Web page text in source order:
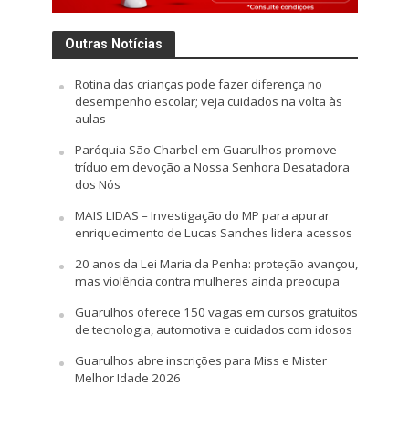
Outras Notícias
Rotina das crianças pode fazer diferença no
desempenho escolar; veja cuidados na volta às
aulas
Paróquia São Charbel em Guarulhos promove
tríduo em devoção a Nossa Senhora Desatadora
dos Nós
MAIS LIDAS – Investigação do MP para apurar
enriquecimento de Lucas Sanches lidera acessos
20 anos da Lei Maria da Penha: proteção avançou,
mas violência contra mulheres ainda preocupa
Guarulhos oferece 150 vagas em cursos gratuitos
de tecnologia, automotiva e cuidados com idosos
Guarulhos abre inscrições para Miss e Mister
Melhor Idade 2026